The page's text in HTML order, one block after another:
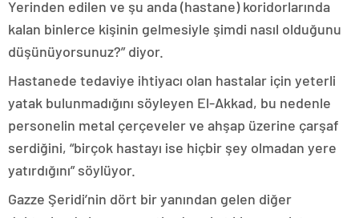
Yerinden edilen ve şu anda (hastane) koridorlarında
kalan binlerce kişinin gelmesiyle şimdi nasıl olduğunu
düşünüyorsunuz?” diyor.
Hastanede tedaviye ihtiyacı olan hastalar için yeterli
yatak bulunmadığını söyleyen El-Akkad, bu nedenle
personelin metal çerçeveler ve ahşap üzerine çarşaf
serdiğini, “birçok hastayı ise hiçbir şey olmadan yere
yatırdığını” söylüyor.
Gazze Şeridi’nin dört bir yanından gelen diğer